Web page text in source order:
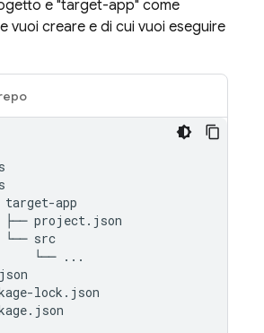
e "target-app" come
vuoi creare e di cui vuoi eseguire
target-app
├── project.json
└── src
└── ...
lock.json